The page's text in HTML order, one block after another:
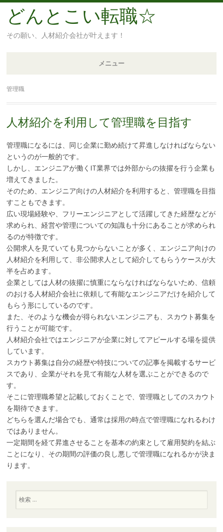
どんとこい転職☆
その願い、人材紹介会社が叶えます！
メニュー
コ
ン
ン
へ
移
動
管理職
人材紹介を利用して管理職を目指す
管理職になるには、同じ企業に勤め続けて昇進しなければならない
というのが一般的です。
しかし、エンジニアが働くIT業界では外部からの抜擢を行う企業も
増えてきました。
そのため、エンジニア向けの人材紹介を利用すると、管理職を目指
すこともできます。
広い現場経験や、フリーエンジニアとして活躍してきた経歴などが
求められ、経営や管理についての知識も十分にあることが求められ
るのが特徴です。
公開求人を見ていても見つからないことが多く、エンジニア向けの
人材紹介を利用して、非公開求人として紹介してもらうケースが大
半を占めます。
企業としては人材の抜擢に慎重にならなければならないため、信頼
のおける人材紹介会社に依頼して有能なエンジニアだけを紹介して
もらう形にしているのです。
また、そのような機会が得られないエンジニアも、スカウト募集を
行うことが可能です。
人材紹介会社ではエンジニアが企業に対してアピールする場を提供
しています。
スカウト募集は自分の経歴や特技についての記事を掲載するサービ
スであり、企業がそれを見て有能な人材を選ぶことができるので
す。
そこに管理職希望と記載しておくことで、管理職としてのスカウト
を期待できます。
どちらを選んだ場合でも、通常は採用の時点で管理職になれるわけ
ではありません。
一定期間を経て昇進させることを基本の約束として雇用契約を結ぶ
ことになり、その期間の評価の良し悪しで管理職になれるかが決ま
ります。
索